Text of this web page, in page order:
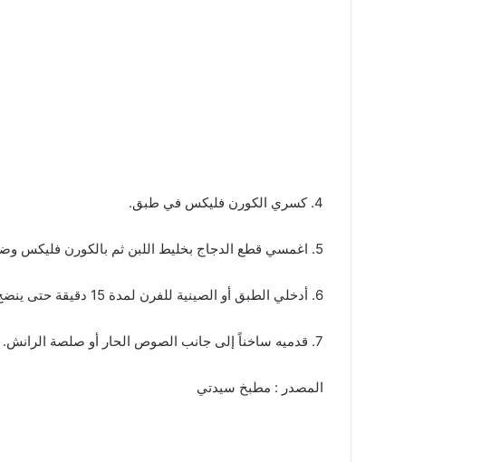
4. كسري الكورن فليكس في طبق.
5. اغمسي قطع الدجاج بخليط اللبن ثم بالكورن فليكس وضعيه في طبق الفرن.
6. أدخلي الطبق أو الصينية للفرن لمدة 15 دقيقة حتى ينضج الدجاج ويتحمر.
7. قدميه ساخناً إلى جانب الصوص الحار أو صلصة الرانش.
المصدر : مطبخ سيدتي